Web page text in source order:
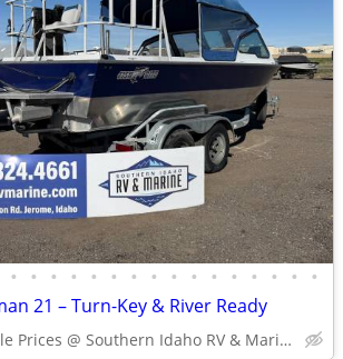
• • • • • • • • • • • • • • • •
21 – Turn-Key & River Ready
Wholesale Prices @ Southern Idaho RV & Marine